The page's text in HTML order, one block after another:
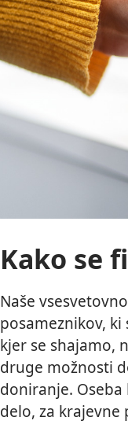
Kako se
Naše
posameznikov, ki
kjer se shajamo,
druge možnosti
doniranje.
delo, za krajevne